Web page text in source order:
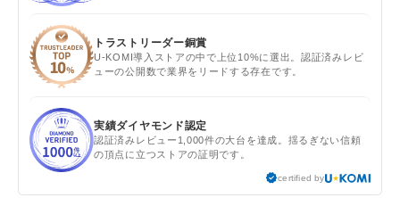
トラストリーダー銅賞
U-KOMI導入ストアの中で上位10%に選出。認証済みレビ
ューの公開数で業界をリードする存在です。
実績ダイヤモンド認定
認証済みレビュー1,000件の大台を達成。揺るぎない信頼
の頂点に立つストアの証明です。
certified by